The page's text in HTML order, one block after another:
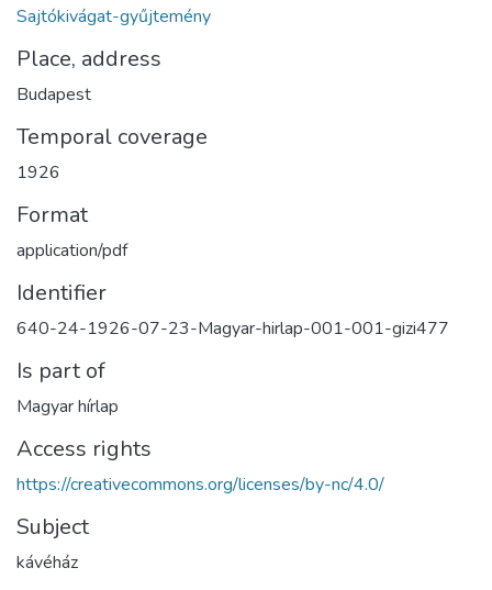
Sajtókivágat-gyűjtemény
Place, address
Budapest
Temporal coverage
1926
Format
application/pdf
Identifier
640-24-1926-07-23-Magyar-hirlap-001-001-gizi477
Is part of
Magyar hírlap
Access rights
https://creativecommons.org/licenses/by-nc/4.0/
Subject
kávéház